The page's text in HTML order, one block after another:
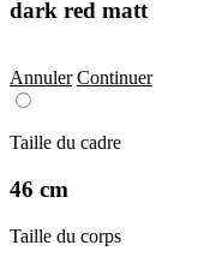
dark red matt
Annuler Continuer
Taille du cadre
46 cm
Taille du corps